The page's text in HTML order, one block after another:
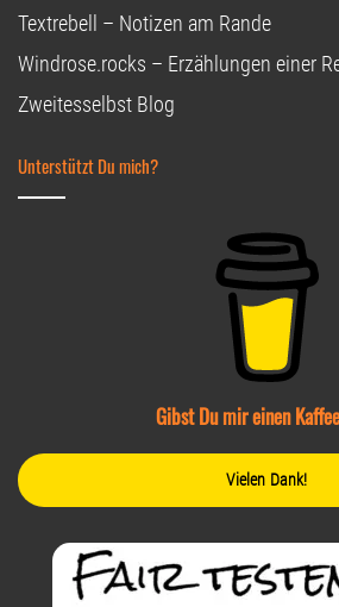
Textrebell – Notizen am Rande
Windrose.rocks – Erzählungen einer
Zweitesselbst Blog
Unterstützt Du mich?
Gibst Du mir einen
Vielen Dank!